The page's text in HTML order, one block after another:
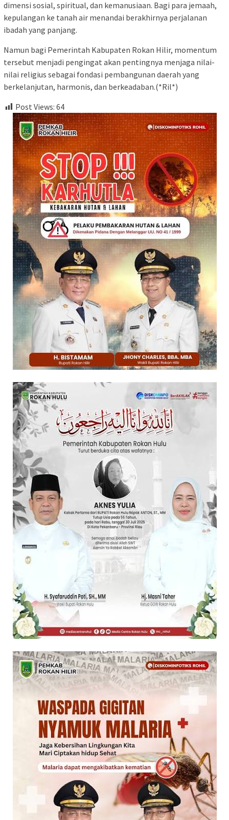
dimensi sosial, spiritual, dan kemanusiaan. Bagi para jemaah,
kepulangan ke tanah air menandai berakhirnya perjalanan
ibadah yang panjang.
Namun bagi Pemerintah Kabupaten Rokan Hilir, momentum
tersebut menjadi pengingat akan pentingnya menjaga nilai-
nilai religius sebagai fondasi pembangunan daerah yang
berkelanjutan, harmonis, dan berkeadaban.(*Ril*)
Post Views: 64